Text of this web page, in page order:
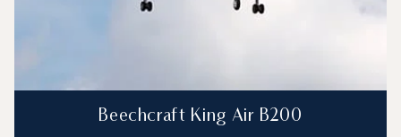
Beechcraft King Air B200